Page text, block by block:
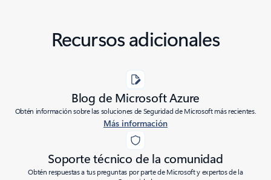
Recursos adicionales
Blog de Microsoft Azure
Obtén información sobre las soluciones de Seguridad de Microsoft más recientes.
Más información
Soporte técnico de la comunidad
Obtén respuestas a tus preguntas por parte de Microsoft y expertos de la